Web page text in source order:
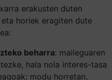
erakusten duten
horiek eragiten dute
beharra: maileguaren
hala nola interes-tasa
modu horretan,